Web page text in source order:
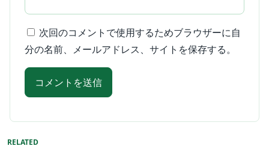
次回のコメントで使用するためブラウザーに自
分の名前、メールアドレス、サイトを保存する。
RELATED